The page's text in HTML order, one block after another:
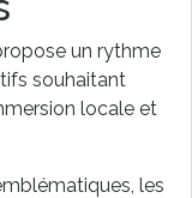
un rythme
souhaitant
locale et
les